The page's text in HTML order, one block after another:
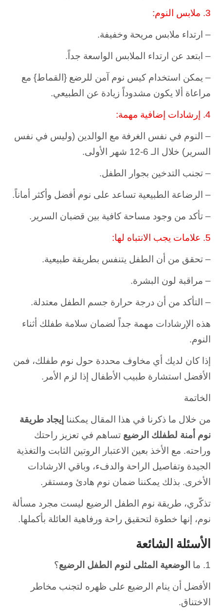
3. ملابس النوم:
– ارتداء ملابس مريحة وخفيفة.
– ابتعد عن ارتداء الملابس الواسعة جداً.
– يمكن استخدام كيس نوم آمن للرضع {القماط} مع
مراعاة ألا يكون مشدوداً زيادة عن الطبيعي.
4. إرشادات إضافية مهمة:
– النوم في نفس الغرفة مع الوالدين (وليس في نفس
السرير) خلال الـ 6-12 شهر الأولى.
– تجنب التدخين بجوار الطفل.
– الرضاعة الطبيعية تساعد على نوم أفضل وأكثر أماناً.
– تأكد من وجود مساحة كافية بين قضبان السرير.
5. علامات يجب الانتباه لها:
– تحقق من أن الطفل يتنفس بطريقة طبيعية.
– مراقبة لون البشرة.
– التأكد من أن درجة حرارة جسم الطفل معتدلة.
هذه الإرشادات مهمة جداً لضمان سلامة طفلك أثناء
النوم.
إذا كان لديك أي مخاوف محددة حول نوم طفلك، فمن
الأفضل استشارة طبيب الأطفال إذا لزم الأمر.
الخاتمة
من خلال ما ذكرنا في هذا المقال يمكننا إيجاد طريقة
نوم أمنة لطفلك الرضيع تساهم في تعزيز راحتك
وراحته. مع الأخذ بعين الاعتبار الروتين الثابت والتغذية
الجيدة وتفاصيل الراحة والدفء، وباقي الارشادات
الأخرى. بذلك يمكننا ضمان نوم هادئ ومستقر.
تذكّري، طريقة نوم الطفل الرضيع ليست مجرد مسألة
نوم، إنها خطوة لتحقيق راحة ورفاهية العائلة بأكملها.
الأسئلة الشائعة
1. ما الوضعية المثلى لنوم الطفل الرضيع؟
الأفضل أن ينام الرضيع على ظهره لتجنب مخاطر
الاختناق.